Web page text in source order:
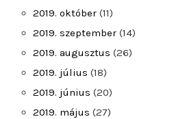
2019. október (11)
2019. szeptember (14)
2019. augusztus (26)
2019. július (18)
2019. június (20)
2019. május (27)